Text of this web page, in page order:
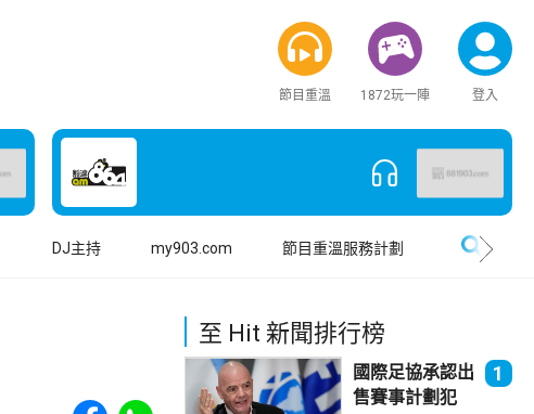
節目重溫 1872玩一陣 登入
DJ主持 my903.com 節目重溫服務計劃
Share to Facebook
Share to WhatsApp
至 Hit 新聞排行榜
國際足協承認出
售賽事計劃犯
1